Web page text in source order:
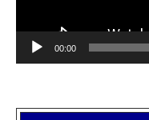
00:00